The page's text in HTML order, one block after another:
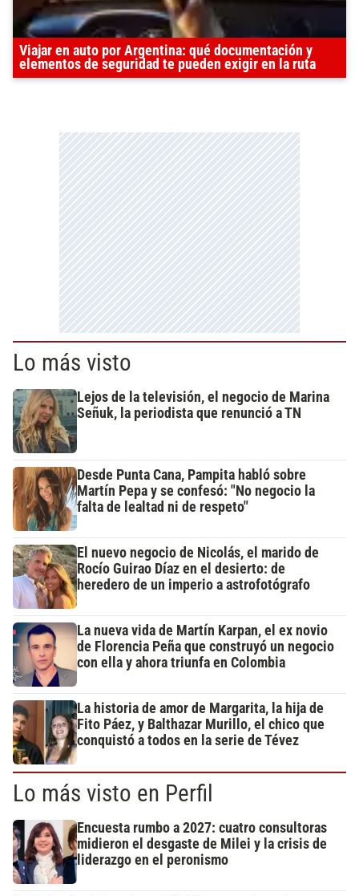
Viajar en auto por Argentina: qué documentación y
elementos de seguridad te pueden exigir en la ruta
Lo más visto
Lejos de la televisión, el negocio de Marina
Señuk, la periodista que renunció a TN
Desde Punta Cana, Pampita habló sobre
Martín Pepa y se confesó: "No negocio la
falta de lealtad ni de respeto"
El nuevo negocio de Nicolás, el marido de
Rocío Guirao Díaz en el desierto: de
heredero de un imperio a astrofotógrafo
La nueva vida de Martín Karpan, el ex novio
de Florencia Peña que construyó un negocio
con ella y ahora triunfa en Colombia
La historia de amor de Margarita, la hija de
Fito Páez, y Balthazar Murillo, el chico que
conquistó a todos en la serie de Tévez
Lo más visto en Perfil
Encuesta rumbo a 2027: cuatro consultoras
midieron el desgaste de Milei y la crisis de
liderazgo en el peronismo